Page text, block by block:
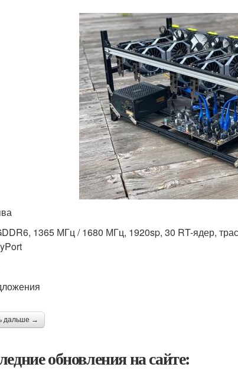
1365 МГц / 1680 МГц, 1920sp, 30 RT-ядер,
дальше →
обновления на сайте: